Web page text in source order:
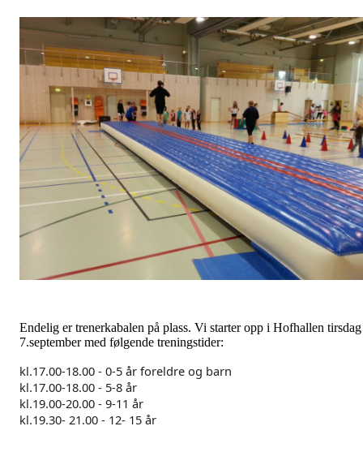
Endelig er trenerkabalen på plass. Vi starter opp i Hofhallen tirsdag
7.september med følgende treningstider:
kl.17.00-18.00 - 0-5 år foreldre og barn
kl.17.00-18.00 - 5-8 år
kl.19.00-20.00 - 9-11 år
kl.19.30- 21.00 - 12- 15 år